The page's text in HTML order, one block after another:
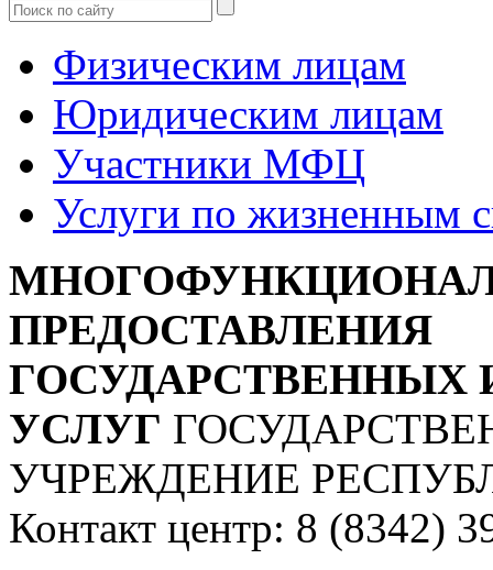
Физическим лицам
Юридическим лицам
Участники МФЦ
Услуги по жизненным
ПРЕДОСТАВЛЕНИЯ
УСЛУГ
УЧРЕЖДЕНИЕ
Контакт центр: 8 (8342)